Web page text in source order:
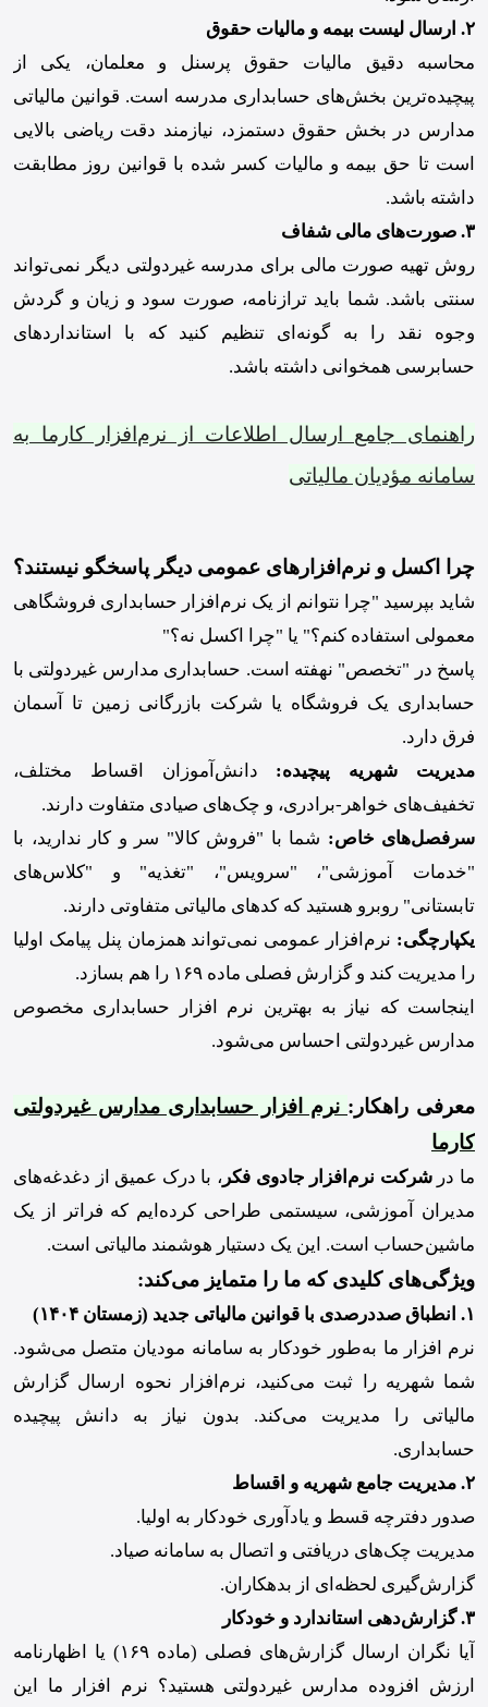
۲. ارسال لیست بیمه و مالیات حقوق
محاسبه دقیق مالیات حقوق پرسنل و معلمان، یکی از
پیچیده‌ترین بخش‌های حسابداری مدرسه است. قوانین مالیاتی
مدارس در بخش حقوق دستمزد، نیازمند دقت ریاضی بالایی
است تا حق بیمه و مالیات کسر شده با قوانین روز مطابقت
داشته باشد.
۳. صورت‌های مالی شفاف
روش تهیه صورت مالی برای مدرسه غیردولتی دیگر نمی‌تواند
سنتی باشد. شما باید ترازنامه، صورت سود و زیان و گردش
وجوه نقد را به گونه‌ای تنظیم کنید که با استانداردهای
حسابرسی همخوانی داشته باشد.
راهنمای جامع ارسال اطلاعات از نرم‌افزار کارما به
سامانه مؤدیان مالیاتی
چرا اکسل و نرم‌افزارهای عمومی دیگر پاسخگو نیستند؟
شاید بپرسید "چرا نتوانم از یک نرم‌افزار حسابداری فروشگاهی
معمولی استفاده کنم؟" یا "چرا اکسل نه؟"
پاسخ در "تخصص" نهفته است. حسابداری مدارس غیردولتی با
حسابداری یک فروشگاه یا شرکت بازرگانی زمین تا آسمان
فرق دارد.
مدیریت شهریه پیچیده: دانش‌آموزان اقساط مختلف،
تخفیف‌های خواهر-برادری، و چک‌های صیادی متفاوت دارند.
سرفصل‌های خاص: شما با "فروش کالا" سر و کار ندارید، با
"خدمات آموزشی"، "سرویس"، "تغذیه" و "کلاس‌های
تابستانی" روبرو هستید که کدهای مالیاتی متفاوتی دارند.
یکپارچگی: نرم‌افزار عمومی نمی‌تواند همزمان پنل پیامک اولیا
را مدیریت کند و گزارش فصلی ماده ۱۶۹ را هم بسازد.
اینجاست که نیاز به بهترین نرم افزار حسابداری مخصوص
مدارس غیردولتی احساس می‌شود.
معرفی راهکار: نرم افزار حسابداری مدارس غیردولتی
کارما
ما درشرکت نرم‌افزار جادوی فکر ، با درک عمیق از دغدغه‌های
مدیران آموزشی، سیستمی طراحی کرده‌ایم که فراتر از یک
ماشین‌حساب است. این یک دستیار هوشمند مالیاتی است.
ویژگی‌های کلیدی که ما را متمایز می‌کند:
۱. انطباق صددرصدی با قوانین مالیاتی جدید (زمستان ۱۴۰۴)
نرم افزار ما به‌طور خودکار به سامانه مودیان متصل می‌شود.
شما شهریه را ثبت می‌کنید، نرم‌افزار نحوه ارسال گزارش
مالیاتی را مدیریت می‌کند. بدون نیاز به دانش پیچیده
حسابداری.
۲. مدیریت جامع شهریه و اقساط
صدور دفترچه قسط و یادآوری خودکار به اولیا.
مدیریت چک‌های دریافتی و اتصال به سامانه صیاد.
گزارش‌گیری لحظه‌ای از بدهکاران.
۳. گزارش‌دهی استاندارد و خودکار
آیا نگران ارسال گزارش‌های فصلی (ماده ۱۶۹) یا اظهارنامه
ارزش افزوده مدارس غیردولتی هستید؟ نرم افزار ما این